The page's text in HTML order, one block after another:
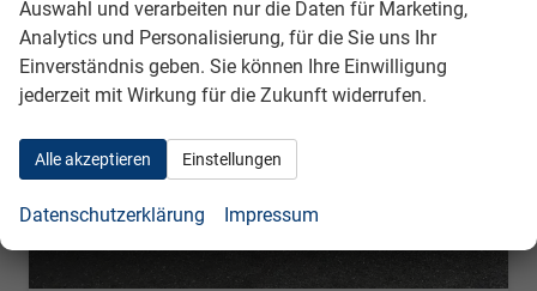
Auswahl und verarbeiten nur die Daten für Marketing,
Analytics und Personalisierung, für die Sie uns Ihr
Einverständnis geben. Sie können Ihre Einwilligung
jederzeit mit Wirkung für die Zukunft widerrufen.
Alle akzeptieren Einstellungen
Datenschutzerklärung Impressum